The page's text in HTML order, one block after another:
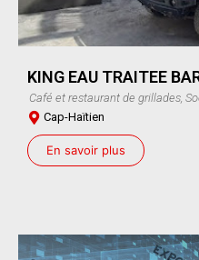
KING EAU TRAITEE
Café et restaurant de grillades,
Cap-Haïtien
En savoir plus